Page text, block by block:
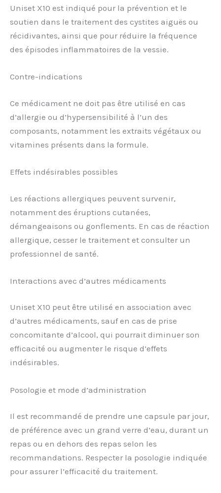
Uniset X10 est indiqué pour la prévention et le
soutien dans le traitement des cystites aiguës ou
récidivantes, ainsi que pour réduire la fréquence
des épisodes inflammatoires de la vessie.
Contre-indications
Ce médicament ne doit pas être utilisé en cas
d’allergie ou d’hypersensibilité à l’un des
composants, notamment les extraits végétaux ou
vitamines présents dans la formule.
Effets indésirables possibles
Les réactions allergiques peuvent survenir,
notamment des éruptions cutanées,
démangeaisons ou gonflements. En cas de réaction
allergique, cesser le traitement et consulter un
professionnel de santé.
Interactions avec d’autres médicaments
Uniset X10 peut être utilisé en association avec
d’autres médicaments, sauf en cas de prise
concomitante d’alcool, qui pourrait diminuer son
efficacité ou augmenter le risque d’effets
indésirables.
Posologie et mode d’administration
Il est recommandé de prendre une capsule par jour,
de préférence avec un grand verre d’eau, durant un
repas ou en dehors des repas selon les
recommandations. Respecter la posologie indiquée
pour assurer l’efficacité du traitement.